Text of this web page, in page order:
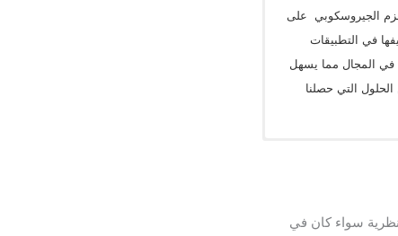
الجيروسكوبي على
في التطبيقات
في المجال مما يسهل
التي حصلنا
سواء كان في